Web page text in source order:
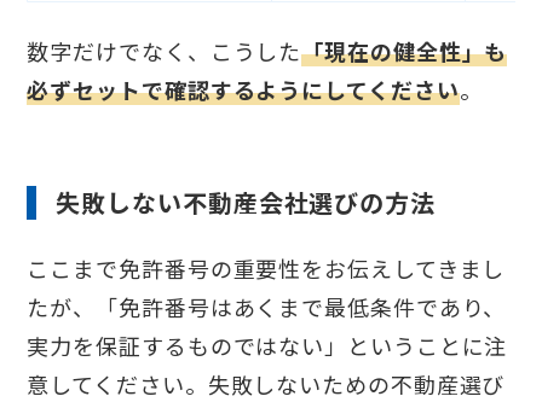
数字だけでなく、こうした「現在の健全性」も
必ずセットで確認するようにしてください。
失敗しない不動産会社選びの方法
ここまで免許番号の重要性をお伝えしてきまし
たが、「免許番号はあくまで最低条件であり、
実力を保証するものではない」ということに注
意してください。失敗しないための不動産選び